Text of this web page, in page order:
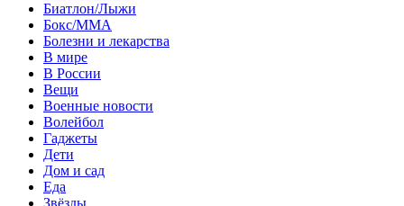
Биатлон/Лыжи
Бокс/MMA
Болезни и лекарства
В мире
В России
Вещи
Военные новости
Волейбол
Гаджеты
Дети
Дом и сад
Еда
Звёзды